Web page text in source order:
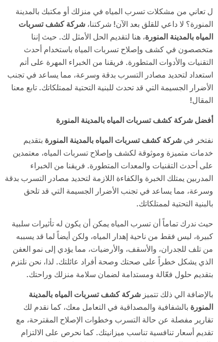
ل تعاني من مشكلات تسرب المياه في منزلك أو مكتبك بالمدينة
المنورة؟ لا داعي للقلق بعد الآن! شركتنا، شركة كشف تسربات
المياه بالمدينة المنورة، هنا لتقديم الحل الأمثل لك. حيث إننا
متخصصون في كشف وإصلاح تسربات المياه باستخدام أحدث
التقنيات والأدوات المتطورة. فريقنا من الخبراء المهرة على أتم
استعداد لتحديد مصادر التسرب بدقة وسرعة، مما يساعد في تجنب
الأضرار الجسيمة التي قد تحدث للبنية التحتية لممتلكاتك. تابع معنا
المقال!
أفضل شركة كشف تسربات المياه بالمدينة المنورة
نفتخر في شركة كشف تسربات المياه بالمدينة المنورة بتقديم
خدمات متميزة وموثوقة لكشف وإصلاح تسربات المياه، معتمدين
على أحدث التقنيات والمعدات المتطورة. فريقنا من الخبراء
المدربين يمتلك الخبرة والكفاءة اللازمة لتحديد مصادر التسرب بدقة
وسرعة، مما يساعد في تجنب الأضرار الجسيمة التي قد تلحق
بالبنية التحتية لممتلكاتك.
حيث ندرك تماماً أن تسرب المياه يمكن أن يكون له تأثيرات سلبية
كبيرة، ليس فقط من ناحية إهدار المياه، ولكن أيضاً لما قد يسببه
من تلف للجدران، والأسقف، والأرضيات، مما يؤدي إلى نمو العفن
الذي يشكل خطراً على صحتك وصحة أفراد عائلتك. لذا، نحن نلتزم
بتقديم حلول فعّالة ومستدامة لضمان سلامة منزلك وراحتك.
بالإضافة الي ذلك تتميز شركة كشف تسربات المياه بالمدينة
المنورة بالشفافية والمصداقية في التعامل معك، كما نقدم لك
تقارير مفصلة عن حالة التسرب وخطوات الإصلاح المقترحة، مع
تقديم أسعار تنافسية تناسب ميزانيتك. كما نحرص على الالتزام